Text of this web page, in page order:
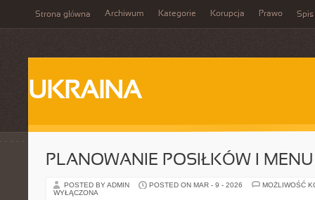
Strona główna Archiwum Kategorie Korupcja Prawo Spis
UKRAINA
PLANOWANIE POSIŁKÓW I MENU
POSTED BY ADMIN POSTED ON MAR - 9 - 2026
MOŻLIWOŚĆ
WYŁĄCZONA